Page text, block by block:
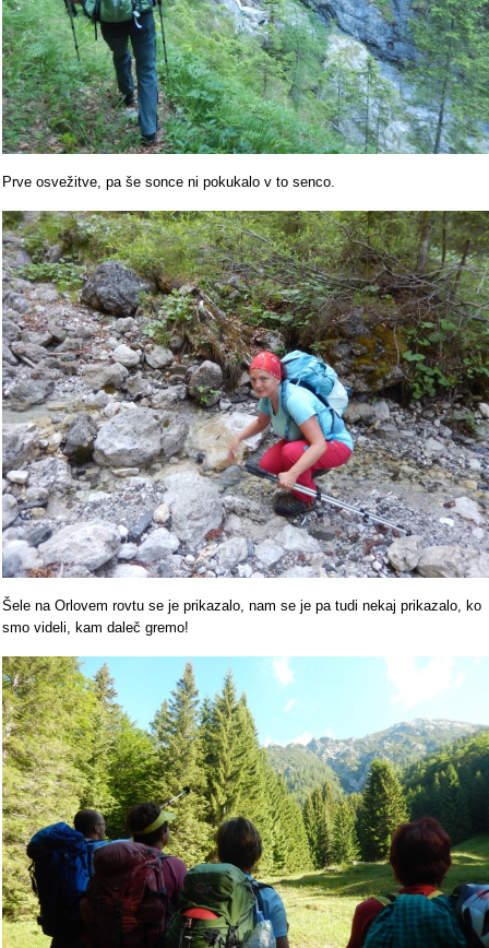
Prve osvežitve, pa še sonce ni pokukalo v to senco.
Šele na Orlovem rovtu se je prikazalo, nam se je pa tudi nekaj prikazalo, ko
smo videli, kam daleč gremo!